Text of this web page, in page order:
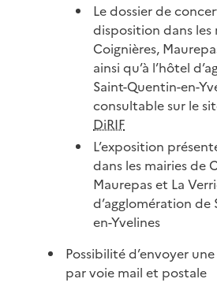
Le dossier de
disposition dans les
Coignières,
ainsi qu’à l’hôtel
Saint-Quentin-en-
consultable sur le
DiRIF
L’exposition
dans les mairies de
Maurepas et La
d’agglomération de
en-Yvelines
Possibilité d’envoyer
par voie mail et postale